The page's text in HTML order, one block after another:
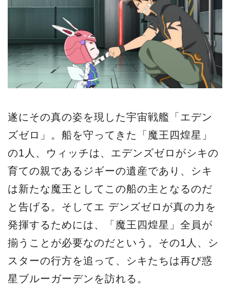
遂にその真の姿を現した宇宙戦艦「エデン
ズゼロ」。船を守ってきた「魔王四煌星」
の1人、ウィッチは、エデンズゼロがシキの
育ての親であるジギーの遺産であり、シキ
は新たな魔王としてこの船の主となるのだ
と告げる。そしてエ デンズゼロが真の力を
発揮するためには、「魔王四煌星」全員が
揃うことが必要なのだという。その1人、シ
スターの行方を追って、シキたちは再び惑
星ブルーガーデンを訪れる。